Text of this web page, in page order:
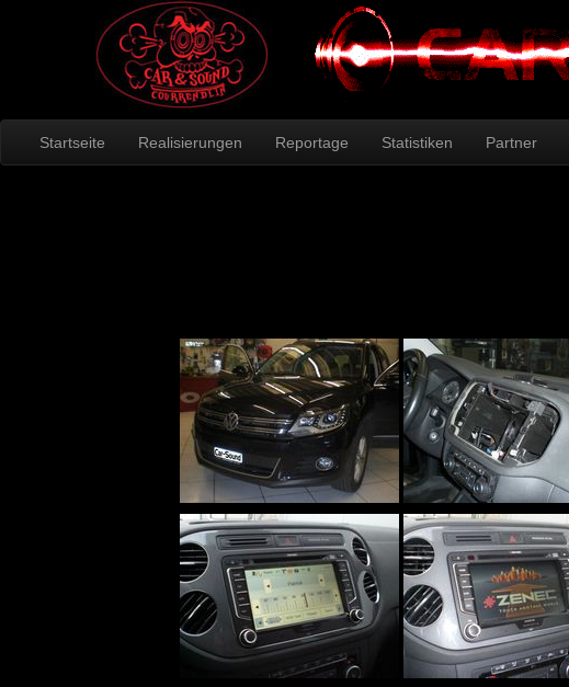
Startseite Realisierungen Reportage Statistiken Partner